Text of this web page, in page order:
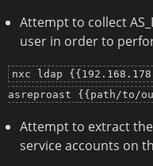
Attempt to collect
user in order to
nxc ldap
asreproast {{path/to/
Attempt to extract
service accounts on